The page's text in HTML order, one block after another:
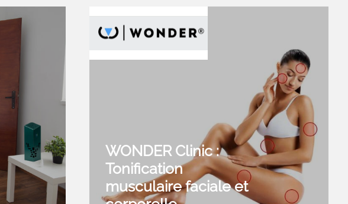
WONDER Clinic :
Tonification
musculaire faciale et